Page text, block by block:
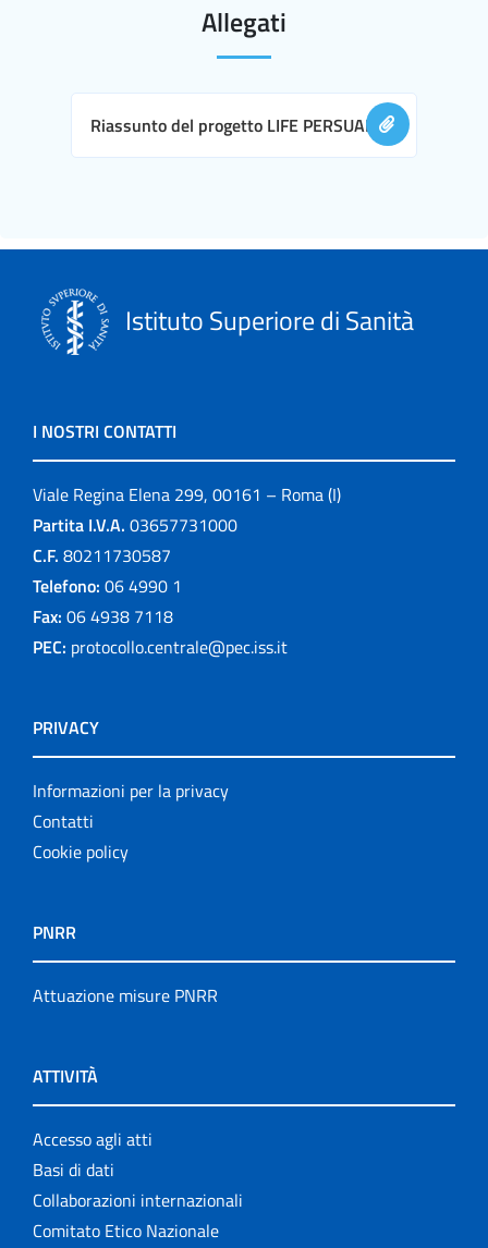
Allegati
Riassunto del progetto LIFE PERSUADED
Istituto Superiore di Sanità
I NOSTRI CONTATTI
Viale Regina Elena 299, 00161 – Roma (I)
Partita I.V.A. 03657731000
C.F. 80211730587
Telefono: 06 4990 1
Fax: 06 4938 7118
PEC: protocollo.centrale@pec.iss.it
PRIVACY
Informazioni per la privacy
Contatti
Cookie policy
PNRR
Attuazione misure PNRR
ATTIVITÀ
Accesso agli atti
Basi di dati
Collaborazioni internazionali
Comitato Etico Nazionale